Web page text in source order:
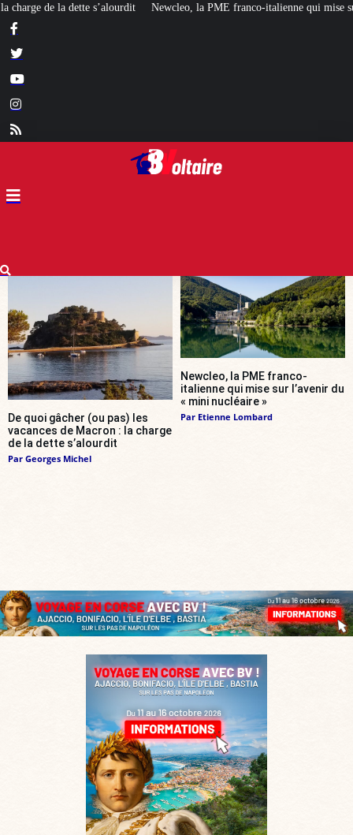
franco-italienne qui mise sur l’avenir du « mini nucléaire » Face aux
De quoi gâcher (ou pas) les
vacances de Macron : la charge
de la dette s’alourdit
Par Georges Michel
Newcleo, la PME franco-
italienne qui mise sur l’avenir du
« mini nucléaire »
Par Etienne Lombard